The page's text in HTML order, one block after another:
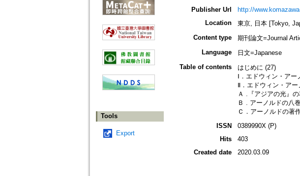
Tools
Export
Publisher Url
http://
Location
東京, 日本 [Tokyo,
Content type
期刊論文=Journal
Language
日文=Japanese
Table of contents
はじめに (27)
Ⅰ．エドウィン・ア
Ⅱ．エドウィン・ア
Ａ .『アジアの光』
Ｂ . アーノルドの八
Ｃ．アーノルドの著
ISSN
0389990X (P)
Hits
403
Created date
2020.03.09